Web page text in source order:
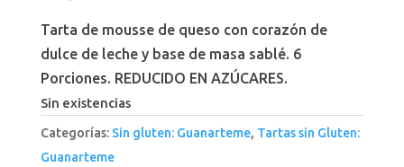
Tarta de mousse de queso con corazón de
dulce de leche y base de masa sablé. 6
Porciones. REDUCIDO EN AZÚCARES.
Sin existencias
Categorías: Sin gluten: Guanarteme, Tartas sin Gluten:
Guanarteme